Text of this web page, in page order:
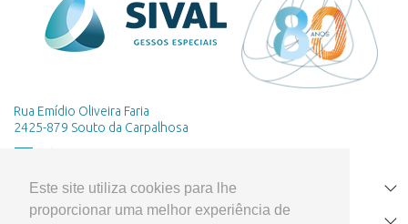
Este site utiliza cookies para lhe
proporcionar uma melhor experiência de
Rua Emídio Oliveira Faria
2425-879 Souto da Carpalhosa
HOME